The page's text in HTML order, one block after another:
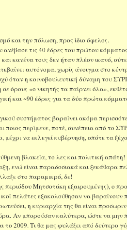
και την πόλωση, προς ίδιο όφελος.
τις 40 έδρες του πρώτου
κανένα τους δεν ήταν πλέον ικανό,
αυτόνομα, χωρίς άνοιγμα στο
όταν η κοινοβουλευτική δύναμη του
όρους «ο νικητής τα παίρνει όλα»,
και ~90 έδρες για τα δύο πρώτα
συστήματος βαραίνει ακόμα
ποιος περίμενε, ποτέ, συνέπεια από το
να εκλεγεί κυβέρνηση, οπότε τα
βλακεία, το λες και πολιτική απάτη!
ενώ είναι παραδοσιακά και
στο παραμικρό, δε!
περιόδου Μητσοτάκη εξαιρουμένης), ο
πελάτες εξακολούθησαν να βαραίνουν
η κυριαρχία της θα είναι
Αν μπορούσαν καλύτερα, ώστε να μην
το 2009. Τι θα μας φυλάξει από